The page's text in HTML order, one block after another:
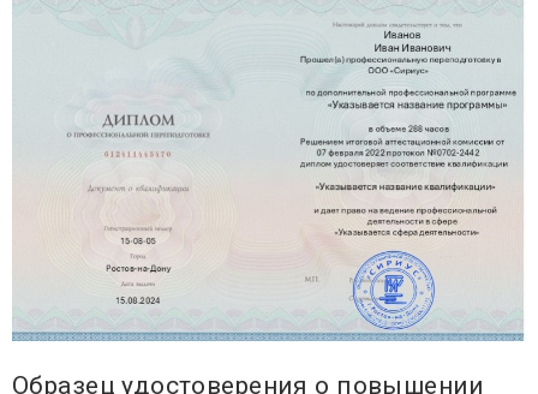
Образец удостоверения о повышении